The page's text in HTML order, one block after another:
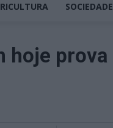
SOCIEDADE